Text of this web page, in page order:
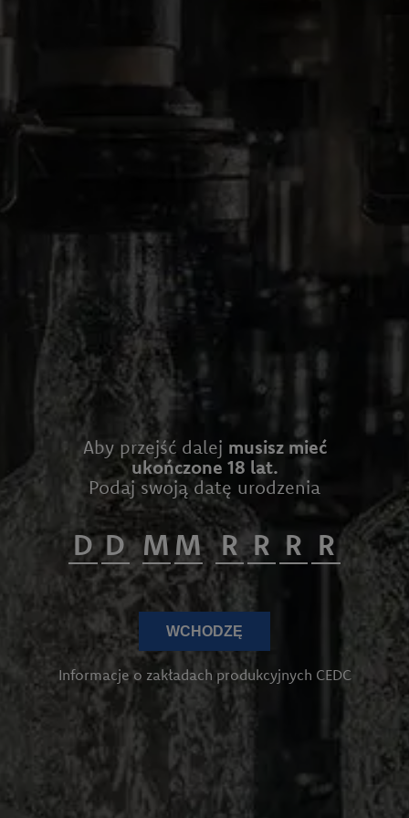
Aby przejść dalej musisz mieć
ukończone 18 lat.
Podaj swoją datę urodzenia
WCHODZĘ
Informacje o zakładach produkcyjnych CEDC